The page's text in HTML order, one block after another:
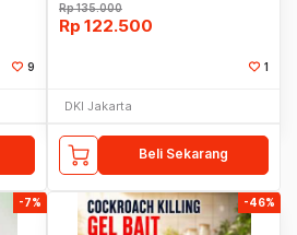
9
Rp135.000
Rp 122.500
1
DKI Jakarta
Beli Sekarang
-7% -46%